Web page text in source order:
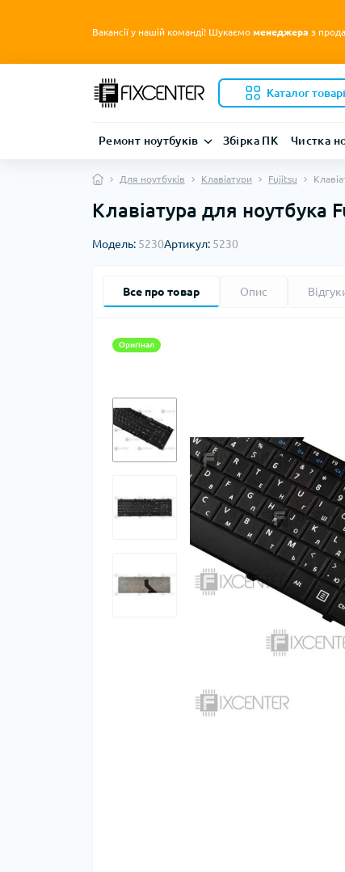
Вакансії у нашій команді! Шукаємо менеджера з
Каталог
Ремонт ноутбуків Збірка ПК Чистка
Для ноутбуків Клавіатури Fujitsu
Клавіатура для ноутбука
Модель: 5230Артикул: 5230
Все про товар Опис
Оригінал